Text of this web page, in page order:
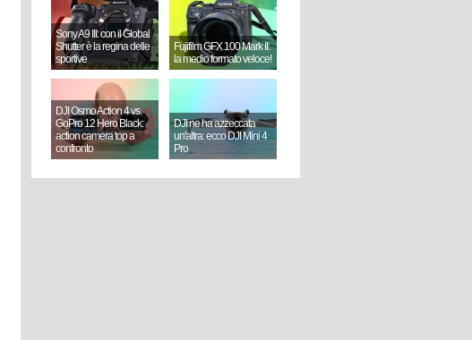
Sony A9 III: con il Global
Shutter è la regina delle
sportive
Fujifilm GFX 100 Mark II:
la medio formato veloce!
DJI Osmo Action 4 vs.
GoPro 12 Hero Black:
action camera top a
confronto
DJI ne ha azzeccata
un'altra: ecco DJI Mini 4
Pro